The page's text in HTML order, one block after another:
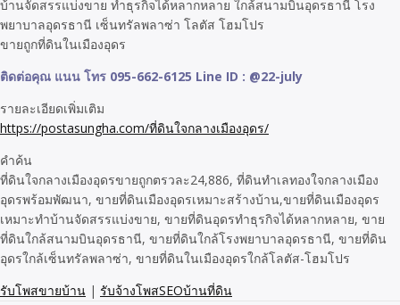
บ้านจัดสรรแบ่งขาย ทำธุรกิจได้หลากหลาย ใกล้สนามบินอุดรธานี โรง
พยาบาลอุดรธานี เซ็นทรัลพลาซ่า โลตัส โฮมโปร
ขายถูกที่ดินในเมืองอุดร
ติดต่อคุณ แนน โทร 095-662-6125 Line ID : @22-july
รายละเอียดเพิ่มเติม
https://postasungha.com/ที่ดินใจกลางเมืองอุดร/
คำค้น
ที่ดินใจกลางเมืองอุดรขายถูกตรวละ24,886, ที่ดินทำเลทองใจกลางเมือง
อุดรพร้อมพัฒนา, ขายที่ดินเมืองอุดรเหมาะสร้างบ้าน,ขายที่ดินเมืองอุดร
เหมาะทำบ้านจัดสรรแบ่งขาย, ขายที่ดินอุดรทำธุรกิจได้หลากหลาย, ขาย
ที่ดินใกล้สนามบินอุดรธานี, ขายที่ดินใกล้โรงพยาบาลอุดรธานี, ขายที่ดิน
อุดรใกล้เซ็นทรัลพลาซ่า, ขายที่ดินในเมืองอุดรใกล้โลตัส-โฮมโปร
รับโพสขายบ้าน | รับจ้างโพสSEOบ้านที่ดิน